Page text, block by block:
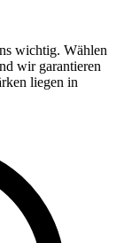
wichtig. Wählen
wir garantieren
liegen in